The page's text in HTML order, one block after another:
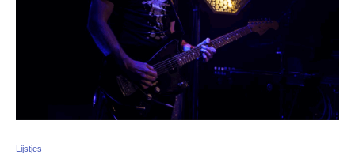
Lijstjes